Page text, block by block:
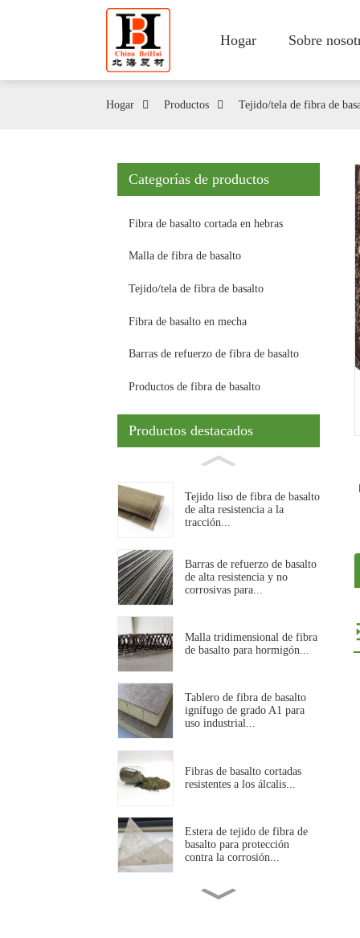
Hogar Sobre
Hogar Productos Tejido/tela de fibra de
Categorías de productos
Fibra de basalto cortada en hebras
Malla de fibra de basalto
Tejido/tela de fibra de basalto
Fibra de basalto en mecha
Barras de refuerzo de fibra de basalto
Productos de fibra de basalto
Productos destacados
Tejido liso de fibra de basalto
de alta resistencia a la
tracción...
Barras de refuerzo de basalto
de alta resistencia y no
corrosivas para...
Malla tridimensional de fibra
de basalto para hormigón...
Tablero de fibra de basalto
ignífugo de grado A1 para
uso industrial...
Fibras de basalto cortadas
resistentes a los álcalis...
Estera de tejido de fibra de
basalto para protección
contra la corrosión...
Malla de fibra de basalto